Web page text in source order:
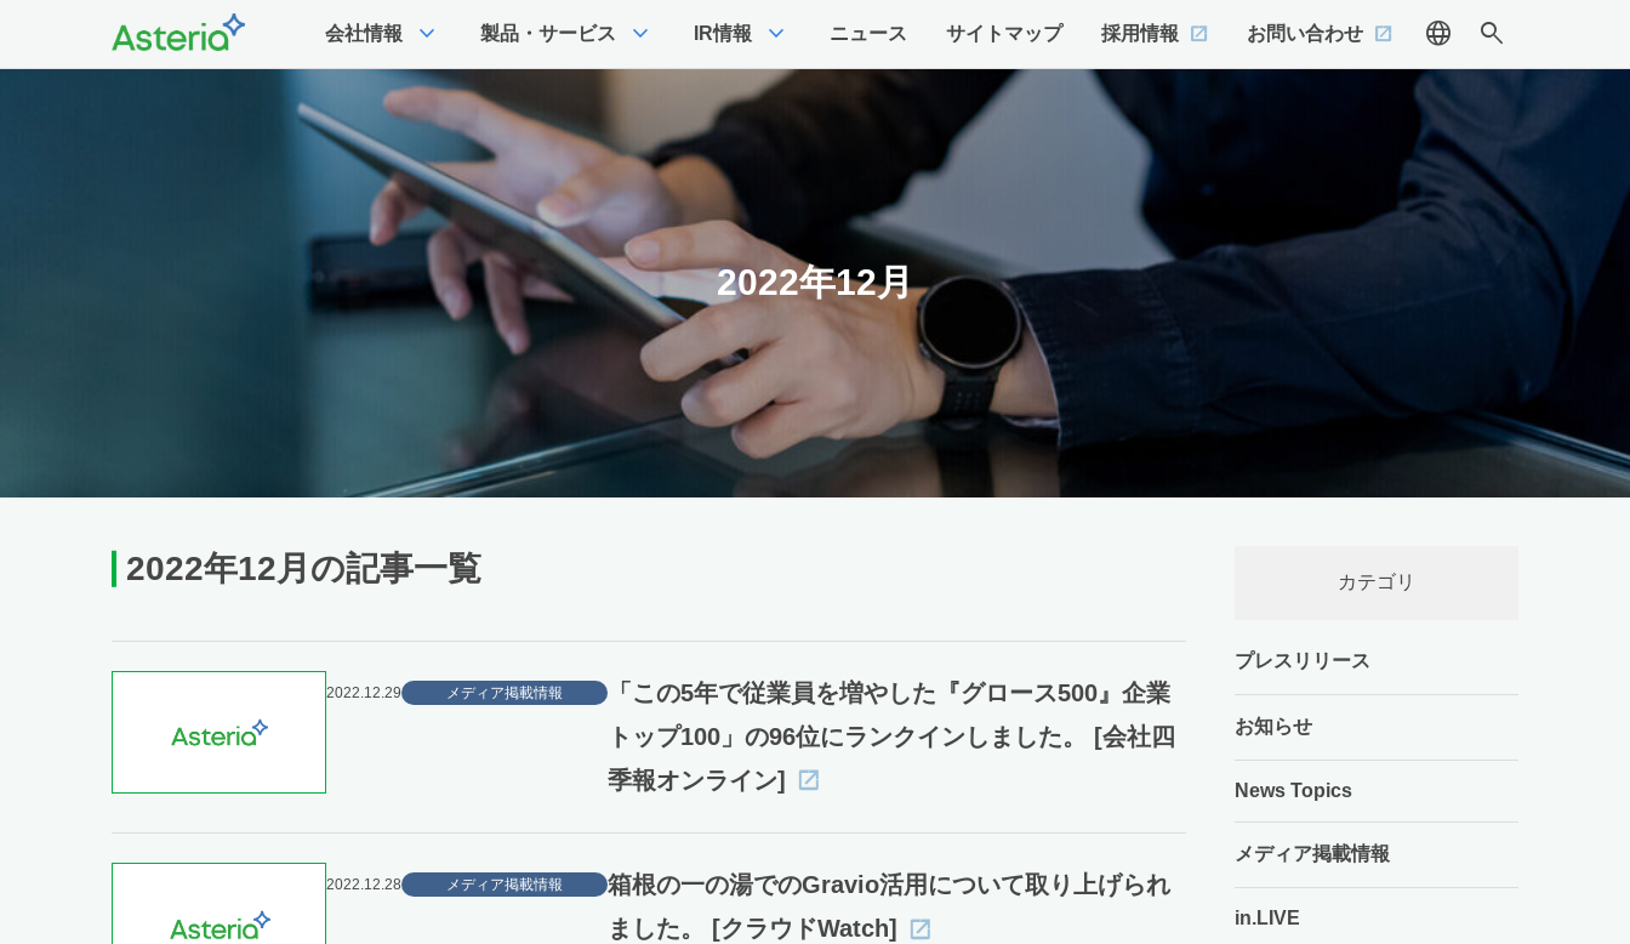
会社情報 expand_more 製品・サービス expand_more IR情報 expand_more ニュース サイトマップ 採用情報 お問い合わせ language search
2022年12月
2022年12月の記事一覧
2022.12.29 メディア掲載情報
「この5年で従業員を増やした『グロース500』企業
トップ100」の96位にランクインしました。 [会社四
季報オンライン]
2022.12.28 メディア掲載情報
箱根の一の湯でのGravio活用について取り上げられ
ました。 [クラウドWatch]
カテゴリ
プレスリリース
お知らせ
News Topics
メディア掲載情報
in.LIVE